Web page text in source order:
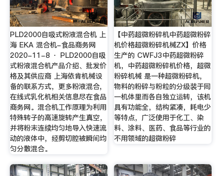
PLD2000自吸式粉液混合机 上
海 EKA 混合机-食品商务网
2020-11-8 · PLD2000自吸
式粉液混合机产品介绍、批发价
格及其供应商 上海依肯机械设
备的联系方式，更多粉液混合,
在线式乳化机相关信息尽在食品
商务网。混合机工作原理为利用
特殊转子的高速旋转产生真空，
并将粉末连续均匀地导入快速流
动的液体中，经剪切腔被瞬间均
匀分散混合。
【中药超微粉碎机中药超微粉碎
机价格超微粉碎机械ZX】价格
生产的 CWFJ3中药超微粉碎
机，中药超微粉碎机价格，超微
粉碎机械 是一种超微粉碎机，
物料的粉碎与粉粒的分级装于同
一机体里而各自独立运转，该机
具有功能全，结构紧凑，耗电少
等特点，广泛使用于化工、染
料、涂料、医药、食品等行业的
不用领域的超微粉碎